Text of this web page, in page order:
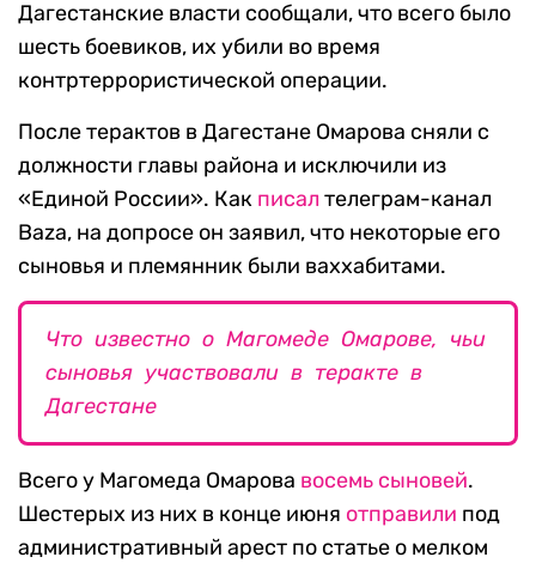
Дагестанские власти сообщали, что всего было
шесть боевиков, их убили во время
контртеррористической операции.
После терактов в Дагестане Омарова сняли с
должности главы района и исключили из
«Единой России». Как писал телеграм-канал
Baza, на допросе он заявил, что некоторые его
сыновья и племянник были ваххабитами.
Что известно о Магомеде Омарове, чьи
сыновья участвовали в теракте в
Дагестане
Всего у Магомеда Омарова восемь сыновей.
Шестерых из них в конце июня отправили под
административный арест по статье о мелком